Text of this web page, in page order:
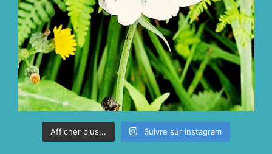
Afficher plus... Suivre sur Instagram